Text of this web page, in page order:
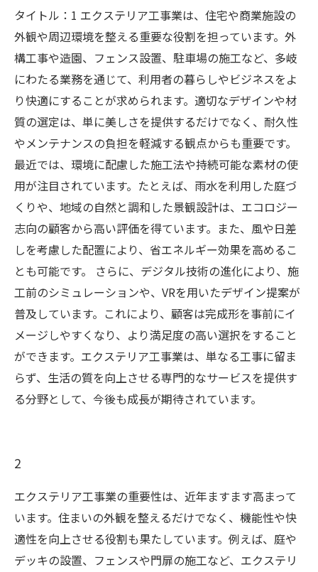
タイトル：1 エクステリア工事業は、住宅や商業施設の
外観や周辺環境を整える重要な役割を担っています。外
構工事や造園、フェンス設置、駐車場の施工など、多岐
にわたる業務を通じて、利用者の暮らしやビジネスをよ
り快適にすることが求められます。適切なデザインや材
質の選定は、単に美しさを提供するだけでなく、耐久性
やメンテナンスの負担を軽減する観点からも重要です。
最近では、環境に配慮した施工法や持続可能な素材の使
用が注目されています。たとえば、雨水を利用した庭づ
くりや、地域の自然と調和した景観設計は、エコロジー
志向の顧客から高い評価を得ています。また、風や日差
しを考慮した配置により、省エネルギー効果を高めるこ
とも可能です。 さらに、デジタル技術の進化により、施
工前のシミュレーションや、VRを用いたデザイン提案が
普及しています。これにより、顧客は完成形を事前にイ
メージしやすくなり、より満足度の高い選択をすること
ができます。エクステリア工事業は、単なる工事に留ま
らず、生活の質を向上させる専門的なサービスを提供す
る分野として、今後も成長が期待されています。
2
エクステリア工事業の重要性は、近年ますます高まって
います。住まいの外観を整えるだけでなく、機能性や快
適性を向上させる役割も果たしています。例えば、庭や
デッキの設置、フェンスや門扉の施工など、エクステリ